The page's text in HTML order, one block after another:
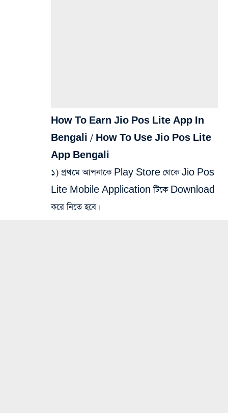
How To Earn Jio Pos Lite App In
Bengali / How To Use Jio Pos Lite
App Bengali
১) প্রথমে আপনাকে Play Store থেকে Jio Pos
Lite Mobile Application টিকে Download
করে নিতে হবে।